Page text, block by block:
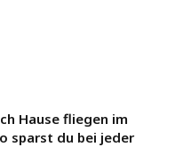
Hause fliegen im
sparst du bei jeder